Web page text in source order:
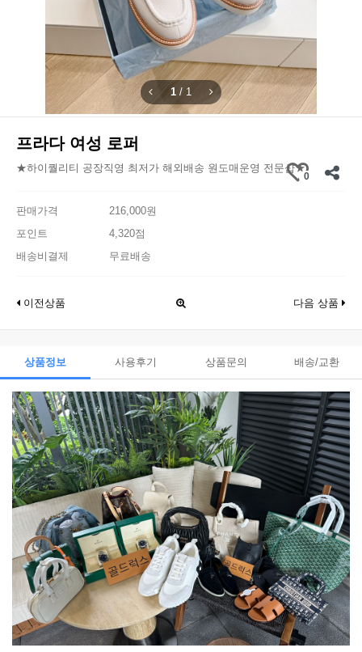
1 / 1
프라다 여성 로퍼
★하이퀄리티 공장직영 최저가 해외배송 원도매운영 전문샵★
0
판매가격
216,000원
포인트
4,320점
배송비결제
무료배송
이전상품 다음 상품
상품정보 사용후기 상품문의 배송/교환